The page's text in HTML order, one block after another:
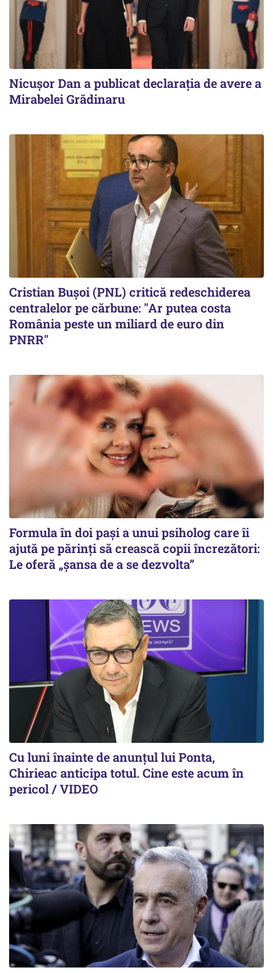
Nicuşor Dan a publicat declaraţia de avere a
Mirabelei Grădinaru
Cristian Bușoi (PNL) critică redeschiderea
centralelor pe cărbune: "Ar putea costa
România peste un miliard de euro din
PNRR"
Formula în doi pași a unui psiholog care îi
ajută pe părinți să crească copii încrezători:
Le oferă „șansa de a se dezvolta”
Cu luni înainte de anunțul lui Ponta,
Chirieac anticipa totul. Cine este acum în
pericol / VIDEO